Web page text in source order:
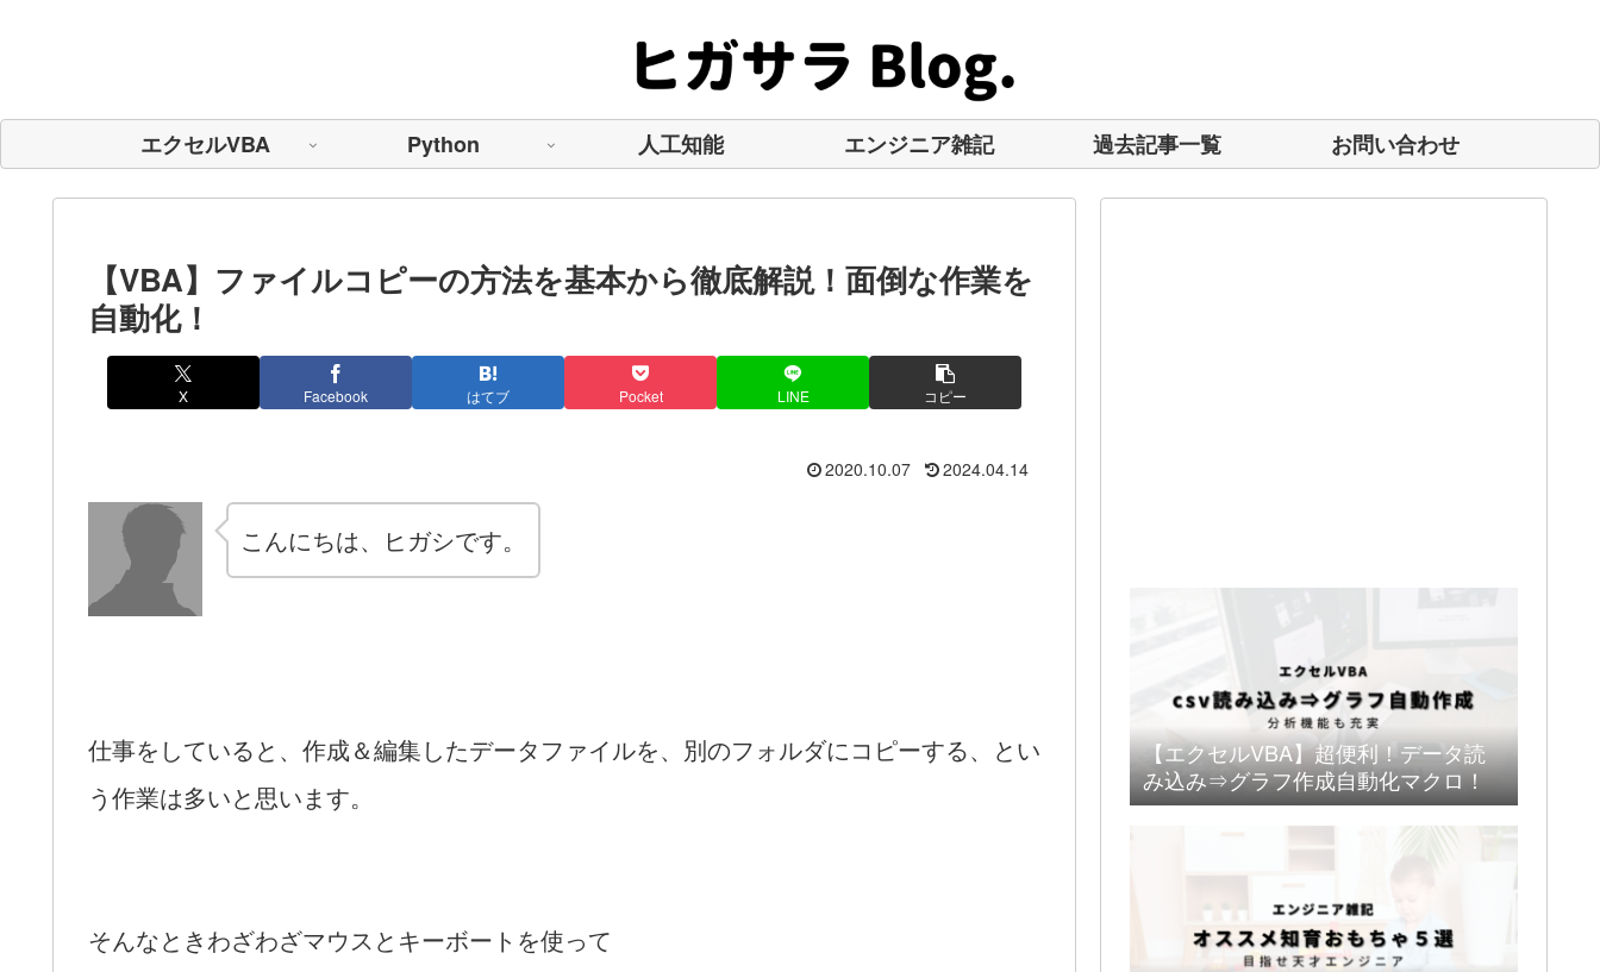
エクセルVBA Python 人工知能 エンジニア雑記 過去記事一覧 お問い合わせ
【VBA】ファイルコピーの方法を基本から徹底解説！面倒な作業を
自動化！
X Facebook はてブ Pocket LINE コピー
2020.10.07 2024.04.14
こんにちは、ヒガシです。
仕事をしていると、作成＆編集したデータファイルを、別のフォルダにコピーする、とい
う作業は多いと思います。
そんなときわざわざマウスとキーボートを使って
【エクセルVBA】超便利！データ読
み込み⇒グラフ作成自動化マクロ！